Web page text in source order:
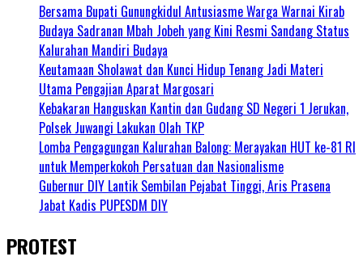
Bersama Bupati Gunungkidul Antusiasme Warga Warnai Kirab
Budaya Sadranan Mbah Jobeh yang Kini Resmi Sandang Status
Kalurahan Mandiri Budaya
Keutamaan Sholawat dan Kunci Hidup Tenang Jadi Materi
Utama Pengajian Aparat Margosari
Kebakaran Hanguskan Kantin dan Gudang SD Negeri 1 Jerukan,
Polsek Juwangi Lakukan Olah TKP
Lomba Pengagungan Kalurahan Balong: Merayakan HUT ke-81 RI
untuk Memperkokoh Persatuan dan Nasionalisme
Gubernur DIY Lantik Sembilan Pejabat Tinggi, Aris Prasena
Jabat Kadis PUPESDM DIY
PROTEST